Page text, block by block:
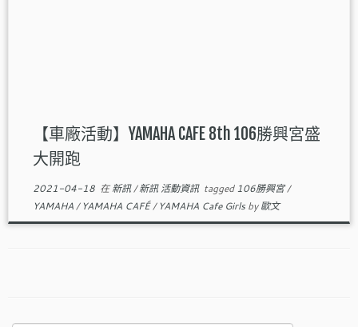
【車廠活動】YAMAHA CAFE 8th 106勝興宮盛
大開跑
2021-04-18在新訊/新訊 活動資訊 tagged106勝興宮/
YAMAHA/ YAMAHA CAFÉ/ YAMAHA Cafe Girlsby歐文